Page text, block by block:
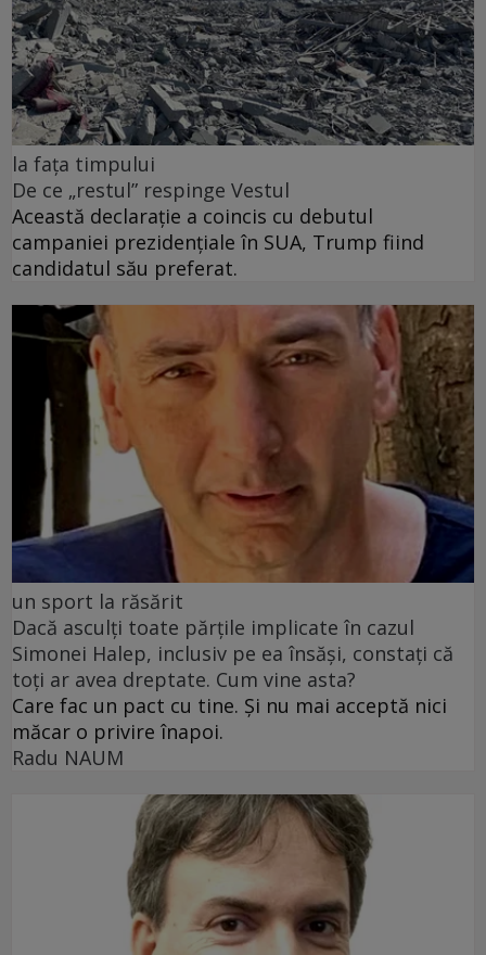
la fața timpului
De ce „restul” respinge Vestul
Această declarație a coincis cu debutul
campaniei prezidențiale în SUA, Trump fiind
candidatul său preferat.
un sport la răsărit
Dacă asculți toate părțile implicate în cazul
Simonei Halep, inclusiv pe ea însăși, constați că
toți ar avea dreptate. Cum vine asta?
Care fac un pact cu tine. Și nu mai acceptă nici
măcar o privire înapoi.
Radu NAUM